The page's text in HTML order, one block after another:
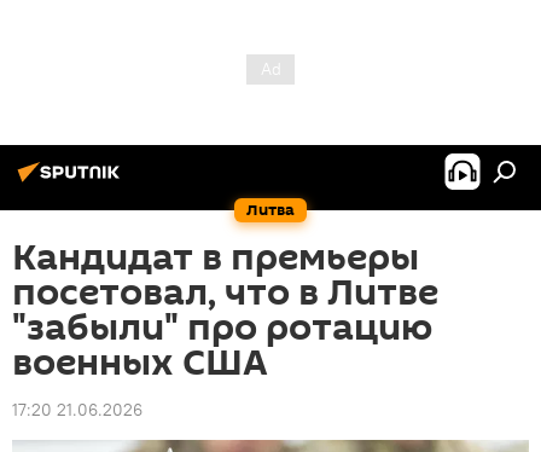
Литва
Кандидат в премьеры
посетовал, что в Литве
"забыли" про ротацию
военных США
17:20 21.06.2026